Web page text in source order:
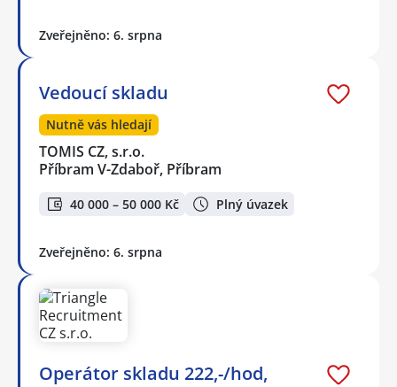
Zveřejněno: 6. srpna
Vedoucí skladu
Nutně vás hledají
TOMIS CZ, s.r.o.
Příbram V-Zdaboř, Příbram
40 000 – 50 000 Kč Plný úvazek
Zveřejněno: 6. srpna
Operátor skladu 222,-/hod,